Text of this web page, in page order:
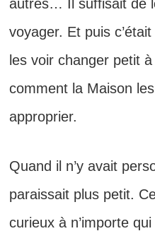
autres… Il suffisait de
voyager. Et puis
les voir changer petit
comment la Maison
approprier.
Quand il n’y avait
paraissait plus petit.
curieux à n’importe